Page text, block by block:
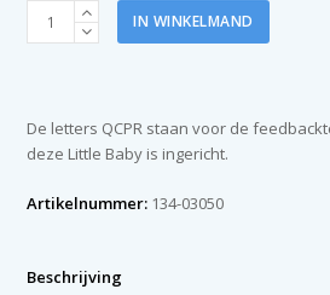
Laerdal
Little
pack
donkere
aantal
IN WINKELMAND
De letters QCPR staan voor de
deze Little Baby is ingericht.
Artikelnummer: 134-03050
Beschrijving